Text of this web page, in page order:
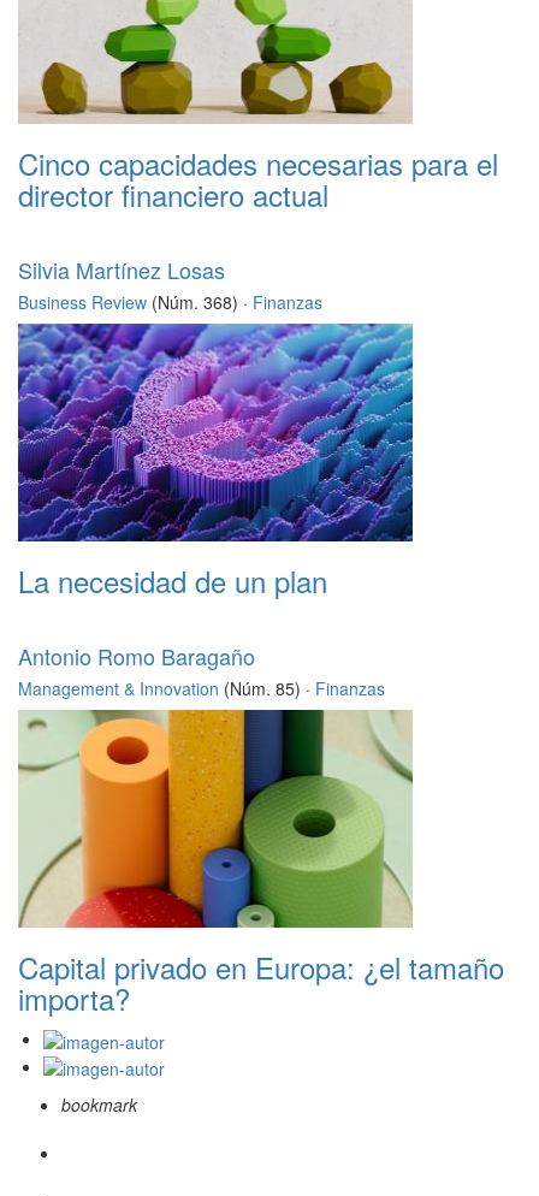
Cinco capacidades necesarias para el
director financiero actual
Silvia Martínez Losas
Business Review (Núm. 368) · Finanzas
La necesidad de un plan
Antonio Romo Baragaño
Management & Innovation (Núm. 85) · Finanzas
Capital privado en Europa: ¿el tamaño
importa?
bookmark